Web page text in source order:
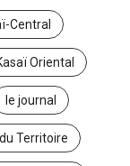
Central
Oriental
le journal
Territoire